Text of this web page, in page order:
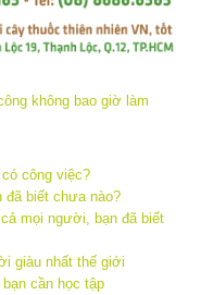
công việc?
đã biết chưa nào?
mọi người, bạn đã biết
giàu nhất thế giới
cần học tập